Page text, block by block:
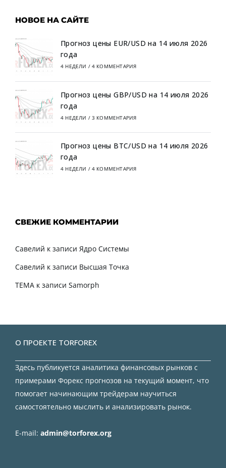
НОВОЕ НА САЙТЕ
Прогноз цены EUR/USD на 14 июля 2026
года
4 НЕДЕЛИ / 4 КОММЕНТАРИЯ
Прогноз цены GBP/USD на 14 июля 2026
года
4 НЕДЕЛИ / 3 КОММЕНТАРИЯ
Прогноз цены BTC/USD на 14 июля 2026
года
4 НЕДЕЛИ / 4 КОММЕНТАРИЯ
СВЕЖИЕ КОММЕНТАРИИ
Савелий к записи Ядро Системы
Савелий к записи Высшая Точка
TEMA к записи Samorph
О ПРОЕКТЕ TORFOREX
Здесь публикуется аналитика финансовых рынков с
примерами Форекс прогнозов на текущий момент, что
помогает начинающим трейдерам научиться
самостоятельно мыслить и анализировать рынок.
E-mail: admin@torforex.org